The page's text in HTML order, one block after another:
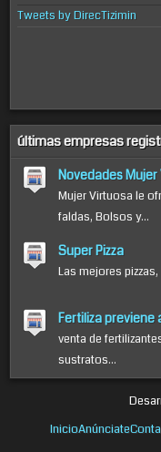
Tweets by DirecTizimin
últimas empresas
Novedades
Mujer Virtuosa le
faldas, Bolsos y...
Super Pizza
Las mejores
Fertiliza previene
venta de
sustratos...
InicioAnúnciate